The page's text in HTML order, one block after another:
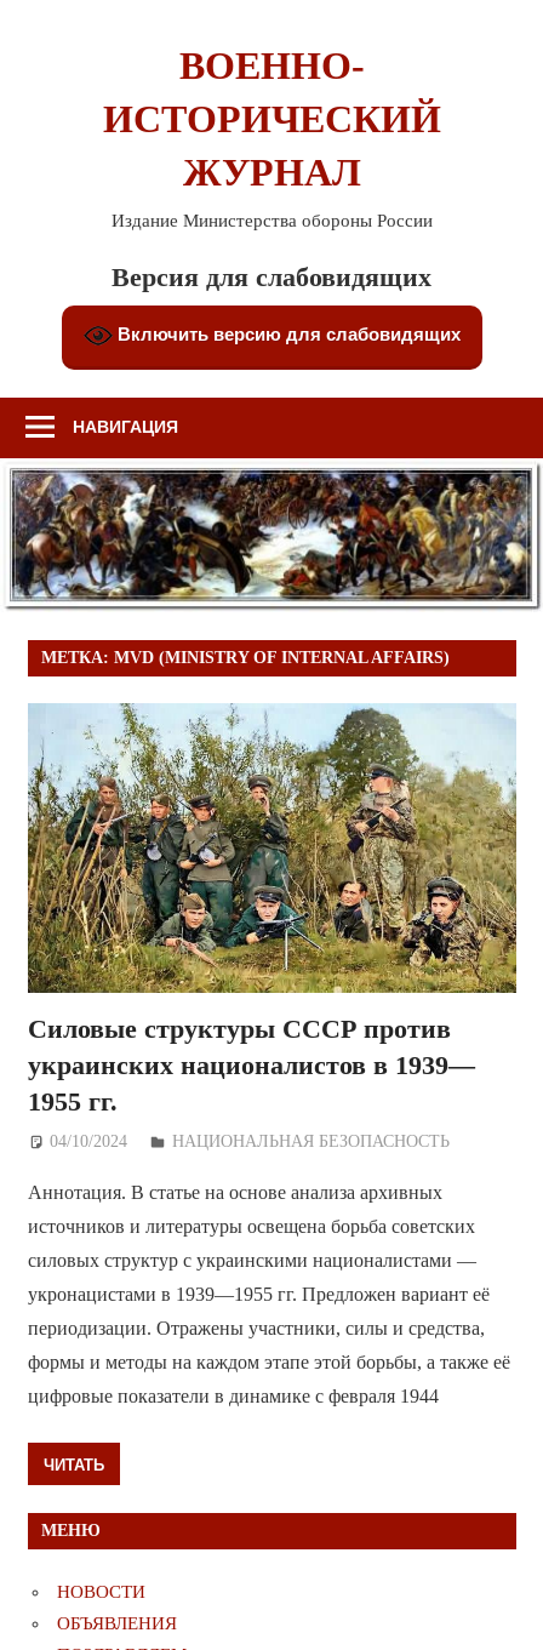
ВОЕННО-
ИСТОРИЧЕСКИЙ
ЖУРНАЛ
Издание Министерства обороны России
Версия для слабовидящих
Включить версию для слабовидящих
НАВИГАЦИЯ
МЕТКА: MVD (MINISTRY OF INTERNAL AFFAIRS)
Силовые структуры СССР против
украинских националистов в 1939—
1955 гг.
04/10/2024 Дежурный по Редакции
НАЦИОНАЛЬНАЯ БЕЗОПАСНОСТЬ
Аннотация. В статье на основе анализа архивных
источников и литературы освещена борьба советских
силовых структур с украинскими националистами —
укронацистами в 1939—1955 гг. Предложен вариант её
периодизации. Отражены участники, силы и средства,
формы и методы на каждом этапе этой борьбы, а также её
цифровые показатели в динамике с февраля 1944
ЧИТАТЬ
МЕНЮ
НОВОСТИ
ОБЪЯВЛЕНИЯ